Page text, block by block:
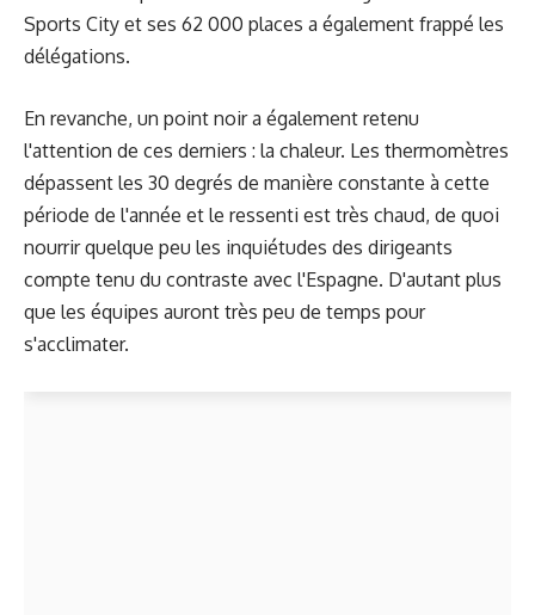
Sports City et ses 62 000 places a également frappé les
délégations.
En revanche, un point noir a également retenu
l'attention de ces derniers : la chaleur. Les thermomètres
dépassent les 30 degrés de manière constante à cette
période de l'année et le ressenti est très chaud, de quoi
nourrir quelque peu les inquiétudes des dirigeants
compte tenu du contraste avec l'Espagne. D'autant plus
que les équipes auront très peu de temps pour
s'acclimater.